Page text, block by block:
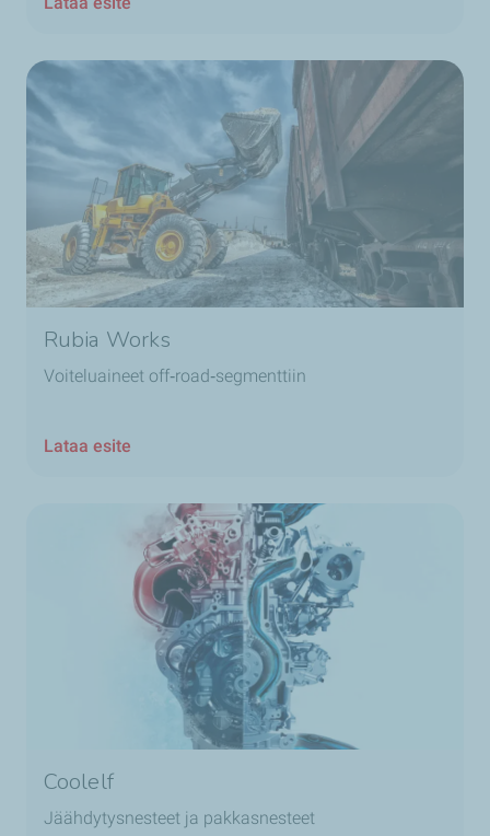
Rubia Works
Voiteluaineet off‑road‑segmenttiin
Lataa esite
Coolelf
Jäähdytysnesteet ja pakkasnesteet